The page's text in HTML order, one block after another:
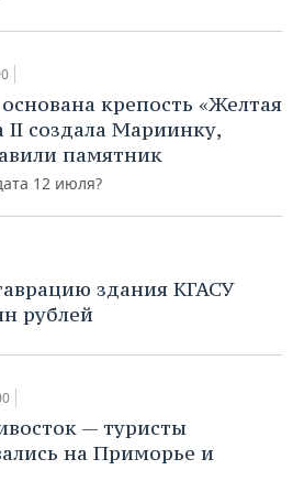
крепость «Желтая
II создала Мариинку,
памятник
12 июля?
здания КГАСУ
рублей
— туристы
на Приморье и